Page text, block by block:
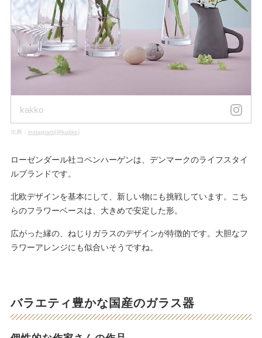
kakko
出典： instagram(@kakko)
ローゼンダール社コペンハーゲンは、デンマークのライフスタイ
ルブランドです。
北欧デザインを基本にして、新しい物にも挑戦しています。こち
らのフラワーベースは、大きめで安定した形。
広がった縁の、ねじりガラスのデザインが特徴的です。大胆なフ
ラワーアレンジにも似合いそうですね。
バラエティ豊かな国産のガラス器